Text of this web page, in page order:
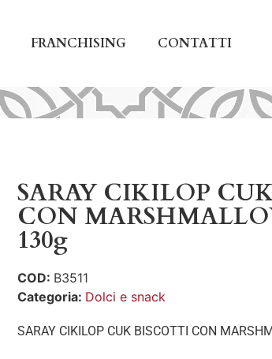
FRANCHISING CONTATTI
SARAY CIKILOP
CON
130g
COD: B3511
Categoria: Dolci e snack
SARAY CIKILOP CUK BISCOTTI CON